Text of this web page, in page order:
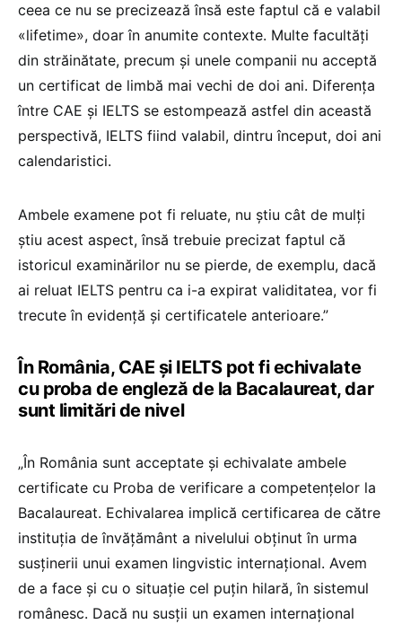
ceea ce nu se precizează însă este faptul că e valabil
«lifetime», doar în anumite contexte. Multe facultăți
din străinătate, precum și unele companii nu acceptă
un certificat de limbă mai vechi de doi ani. Diferența
între CAE și IELTS se estompează astfel din această
perspectivă, IELTS fiind valabil, dintru început, doi ani
calendaristici.
Ambele examene pot fi reluate, nu știu cât de mulți
știu acest aspect, însă trebuie precizat faptul că
istoricul examinărilor nu se pierde, de exemplu, dacă
ai reluat IELTS pentru ca i-a expirat validitatea, vor fi
trecute în evidență și certificatele anterioare.”
În România, CAE și IELTS pot fi echivalate
cu proba de engleză de la Bacalaureat, dar
sunt limitări de nivel
„În România sunt acceptate și echivalate ambele
certificate cu Proba de verificare a competențelor la
Bacalaureat. Echivalarea implică certificarea de către
instituția de învățământ a nivelului obținut în urma
susținerii unui examen lingvistic internațional. Avem
de a face și cu o situație cel puțin hilară, în sistemul
românesc. Dacă nu susții un examen internațional